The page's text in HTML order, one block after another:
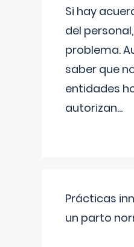
Si hay
del
problema.
saber que
entidades
autorizan...
Prácticas
un parto